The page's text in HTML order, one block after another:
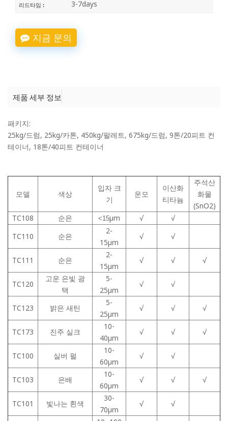
리드타임 : 3-7days
지금 문의
제품 세부 정보
패키지:
25kg/드럼, 25kg/카톤, 450kg/팔레트, 675kg/드럼, 9톤/20피트 컨
테이너, 18톤/40피트 컨테이너
모델 색상
입자 크
기
운모
이산화
티타늄
주석산
화물
(SnO2)
TC108
순은 <15μm √
√
TC110
순은
2-
15μm
√ √
TC111 순은
2-
15μm
√ √ √
TC120
고운 은빛 광
택
5-
25μm
√ √
TC123 밝은 새틴
5-
25μm
√ √ √
TC173 진주 실크
10-
40μm
√ √ √
TC100 실버 펄
10-
60μm
√ √
TC103 은배
10-
60μm
√ √ √
TC101 빛나는 흰색
30-
70μm
√
√